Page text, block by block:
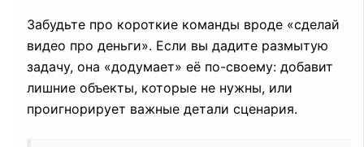
Забудьте про короткие команды вроде «сделай
видео про деньги». Если вы дадите размытую
задачу, она «додумает» её по-своему: добавит
лишние объекты, которые не нужны, или
проигнорирует важные детали сценария.